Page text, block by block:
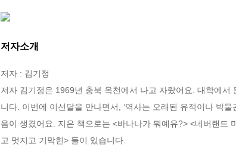
저자소개
저자 : 김기정
저자 김기정은 1969년 충북 옥천에서 나고 자랐어요. 대학에
니다. 이번에 이선달을 만나면서, ‘역사는 오래된 유적이나 박
음이 생겼어요. 지은 책으로는 <바나나가 뭐예유?> <네버랜드
고 멋지고 기막힌> 들이 있습니다.